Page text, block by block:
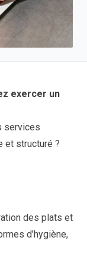
exercer un
services
et structuré ?
des plats et
d’hygiène,